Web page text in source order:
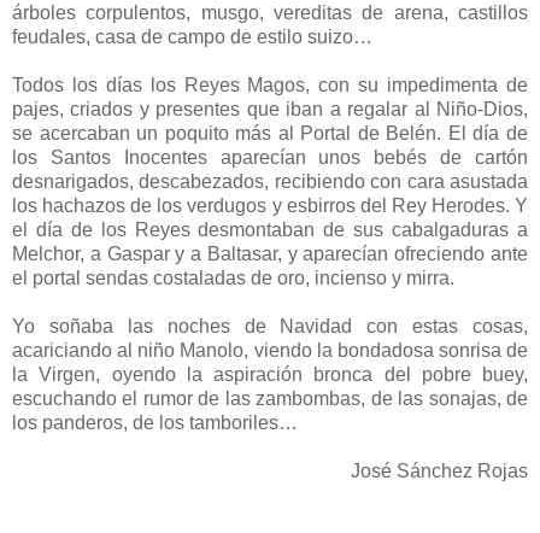
árboles corpulentos, musgo, vereditas de arena, castillos
feudales, casa de campo de estilo suizo…
Todos los días los Reyes Magos, con su impedimenta de
pajes, criados y presentes que iban a regalar al Niño-Dios,
se acercaban un poquito más al Portal de Belén. El día de
los Santos Inocentes aparecían unos bebés de cartón
desnarigados, descabezados, recibiendo con cara asustada
los hachazos de los verdugos y esbirros del Rey Herodes. Y
el día de los Reyes desmontaban de sus cabalgaduras a
Melchor, a Gaspar y a Baltasar, y aparecían ofreciendo ante
el portal sendas costaladas de oro, incienso y mirra.
Yo soñaba las noches de Navidad con estas cosas,
acariciando al niño Manolo, viendo la bondadosa sonrisa de
la Virgen, oyendo la aspiración bronca del pobre buey,
escuchando el rumor de las zambombas, de las sonajas, de
los panderos, de los tamboriles…
José Sánchez Rojas